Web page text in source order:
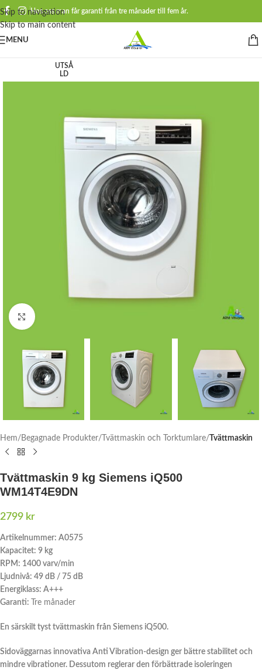
Skip to navigation
Skip to main content
Hos oss man får garanti från tre månader till fem år.
MENU
UTSÅ
LD
Click to enlarge
Hem Begagnade Produkter Tvättmaskin och Torktumlare Tvättmaskin
Tvättmaskin 9 kg Siemens iQ500
WM14T4E9DN
2799 kr
Artikelnummer: A0575
Kapacitet: 9 kg
RPM: 1400 varv/min
Ljudnivå: 49 dB / 75 dB
Energiklass: A+++
Garanti:
Tre månader
En särskilt tyst tvättmaskin från Siemens iQ500.
Sidoväggarnas innovativa Anti Vibration-design ger bättre stabilitet och
mindre vibrationer. Dessutom reglerar den förbättrade isoleringen